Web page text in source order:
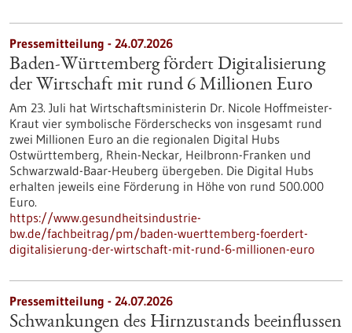
Pressemitteilung - 24.07.2026
Baden-Württemberg fördert Digitalisierung
der Wirtschaft mit rund 6 Millionen Euro
Am 23. Juli hat Wirtschaftsministerin Dr. Nicole Hoffmeister-
Kraut vier symbolische Förderschecks von insgesamt rund
zwei Millionen Euro an die regionalen Digital Hubs
Ostwürttemberg, Rhein-Neckar, Heilbronn-Franken und
Schwarzwald-Baar-Heuberg übergeben. Die Digital Hubs
erhalten jeweils eine Förderung in Höhe von rund 500.000
Euro.
https://www.gesundheitsindustrie-
bw.de/fachbeitrag/pm/baden-wuerttemberg-foerdert-
digitalisierung-der-wirtschaft-mit-rund-6-millionen-euro
Pressemitteilung - 24.07.2026
Schwankungen des Hirnzustands beeinflussen